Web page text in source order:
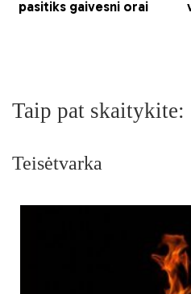
Taip pat skaitykite:
Teisėtvarka